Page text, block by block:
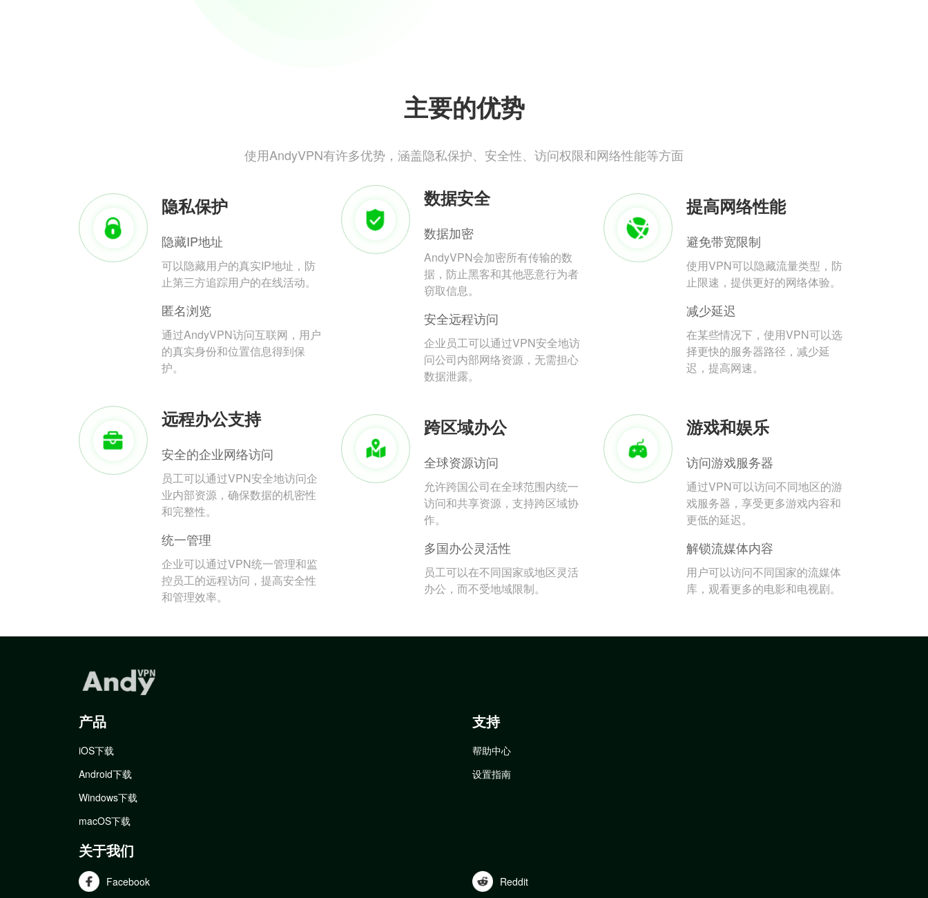
主要的优势
使用AndyVPN有许多优势，涵盖隐私保护、安全性、访问权限和网络性能等方面
隐私保护
隐藏IP地址
可以隐藏用户的真实IP地址，防
止第三方追踪用户的在线活动。
匿名浏览
通过AndyVPN访问互联网，用户
的真实身份和位置信息得到保
护。
数据安全
数据加密
AndyVPN会加密所有传输的数
据，防止黑客和其他恶意行为者
窃取信息。
安全远程访问
企业员工可以通过VPN安全地访
问公司内部网络资源，无需担心
数据泄露。
提高网络性能
避免带宽限制
使用VPN可以隐藏流量类型，防
止限速，提供更好的网络体验。
减少延迟
在某些情况下，使用VPN可以选
择更快的服务器路径，减少延
迟，提高网速。
远程办公支持
安全的企业网络访问
员工可以通过VPN安全地访问企
业内部资源，确保数据的机密性
和完整性。
统一管理
企业可以通过VPN统一管理和监
控员工的远程访问，提高安全性
和管理效率。
跨区域办公
全球资源访问
允许跨国公司在全球范围内统一
访问和共享资源，支持跨区域协
作。
多国办公灵活性
员工可以在不同国家或地区灵活
办公，而不受地域限制。
游戏和娱乐
访问游戏服务器
通过VPN可以访问不同地区的游
戏服务器，享受更多游戏内容和
更低的延迟。
解锁流媒体内容
用户可以访问不同国家的流媒体
库，观看更多的电影和电视剧。
产品
iOS下载
Android下载
Windows下载
macOS下载
支持
帮助中心
设置指南
关于我们
Facebook Reddit